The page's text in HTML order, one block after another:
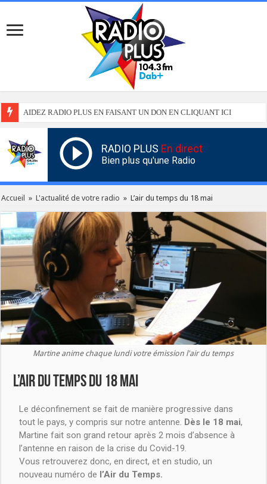
AIDEZ RADIO PLUS EN FAISANT UN DON EN CLIQUANT ICI
RADIO PLUS En direct
Bien plus qu'une Radio
Accueil » L'actualité de votre radio » L’air du temps du 18 mai
Martine anime chaque lundi votre émission l'air du temps
L’air du temps du 18 mai
Le déconfinement se fait de manière progressive dans
tout le pays, y compris sur notre antenne. Dès le 18 mai,
Martine fait son grand retour après 2 mois d’absence à
l’antenne en raison de la crise du Covid-19.
Vous retrouverez donc, en direct, et en studio, un
nouveau numéro de l’Air du Temps.